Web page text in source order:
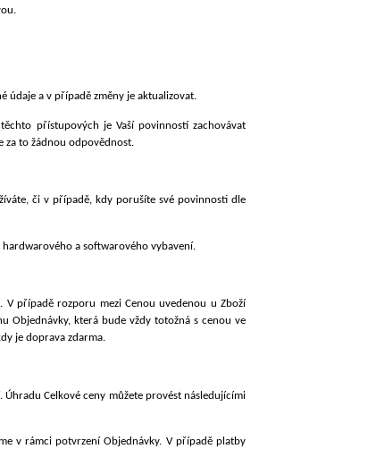
údaje a v případě změny je aktualizovat.
přístupových je Vaší povinností zachovávat
za to žádnou odpovědnost.
či v případě, kdy porušíte své povinnosti dle
a softwarového vybavení.
V případě rozporu mezi Cenou uvedenou u Zboží
Objednávky, která bude vždy totožná s cenou ve
je doprava zdarma.
Celkové ceny můžete provést následujícími
v rámci potvrzení Objednávky. V případě platby